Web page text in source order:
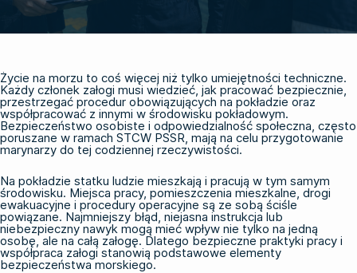
Życie na morzu to coś więcej niż tylko umiejętności techniczne.
Każdy członek załogi musi wiedzieć, jak pracować bezpiecznie,
przestrzegać procedur obowiązujących na pokładzie oraz
współpracować z innymi w środowisku pokładowym.
Bezpieczeństwo osobiste i odpowiedzialność społeczna, często
poruszane w ramach STCW PSSR, mają na celu przygotowanie
marynarzy do tej codziennej rzeczywistości.
Na pokładzie statku ludzie mieszkają i pracują w tym samym
środowisku. Miejsca pracy, pomieszczenia mieszkalne, drogi
ewakuacyjne i procedury operacyjne są ze sobą ściśle
powiązane. Najmniejszy błąd, niejasna instrukcja lub
niebezpieczny nawyk mogą mieć wpływ nie tylko na jedną
osobę, ale na całą załogę. Dlatego bezpieczne praktyki pracy i
współpraca załogi stanowią podstawowe elementy
bezpieczeństwa morskiego.